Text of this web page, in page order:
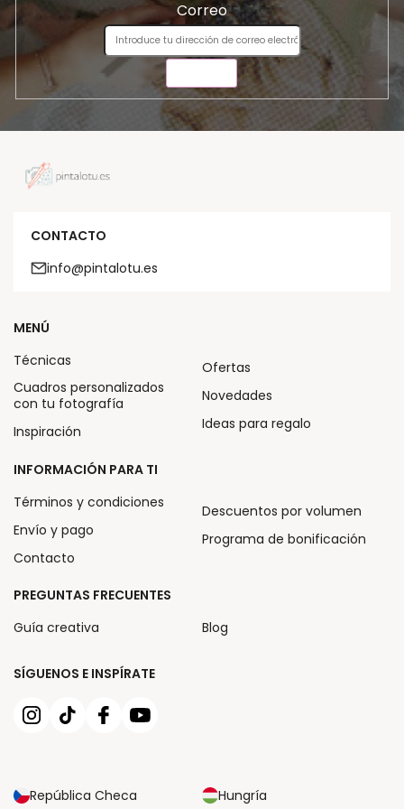
Correo
CONTACTO
info@pintalotu.es
SÍGUENOS E INSPÍRATE
República Checa Hungría
MENÚ
Técnicas
Cuadros personalizados
con tu fotografía
Inspiración
Ofertas
Novedades
Ideas para regalo
INFORMACIÓN PARA TI
Términos y condiciones
Envío y pago
Contacto
Descuentos por volumen
Programa de bonificación
PREGUNTAS FRECUENTES
Guía creativa
Blog